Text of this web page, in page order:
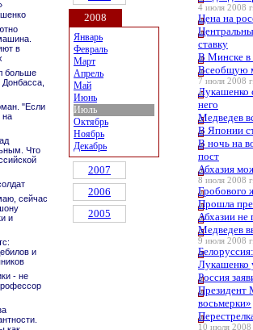
в
больше
"Если
на
Что
сейчас
и
и
- не
2008
Январь
Февраль
Март
Апрель
Май
Июнь
Июль
Октябрь
Ноябрь
Декабрь
2007
2006
2005
4 июля 2008
Цена на
ставку
В Минске в
Всеобщую
7 июля 2008
Лукашенко
него
Медведев
В Японии
В ночь на
пост
Абхазия
8 июля 2008
Гробового
Прошла
Абхазии
Медведев
9 июля 2008
Лукашенко
Россия
Президент
восьмерки»
10 июля 2008